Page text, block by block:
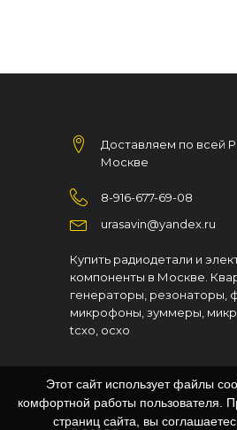
Доставляем по всей
Москве
8-916-677-69-08
urasavin@yandex.ru
Купить радиодетали и
компоненты в Москве.
генераторы, резонаторы,
микрофоны, зуммеры,
tcxo, ocxo
Этот сайт использует файлы
комфортной работы пользователя.
страниц сайта, вы